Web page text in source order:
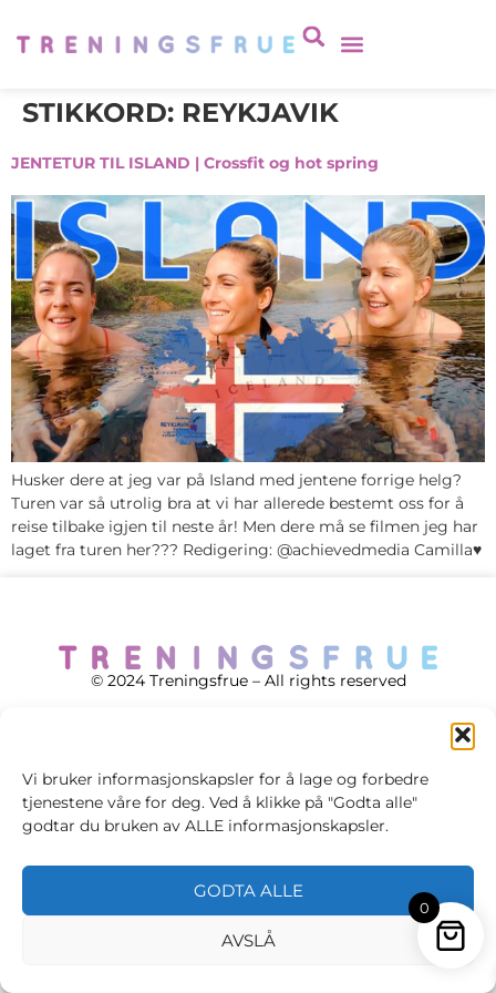
Vi bruker informasjonskapsler for å lage og forbedre
tjenestene våre for deg. Ved å klikke på "Godta alle"
godtar du bruken av ALLE informasjonskapsler.
GODTA ALLE
AVSLÅ
STIKKORD: REYKJAVIK
JENTETUR TIL ISLAND | Crossfit og hot spring
Husker dere at jeg var på Island med jentene forrige helg?
Turen var så utrolig bra at vi har allerede bestemt oss for å
reise tilbake igjen til neste år! Men dere må se filmen jeg har
laget fra turen her??? Redigering: @achievedmedia Camilla♥
© 2024 Treningsfrue – All rights reserved
Cookie policy
Personvernsvilkår
0